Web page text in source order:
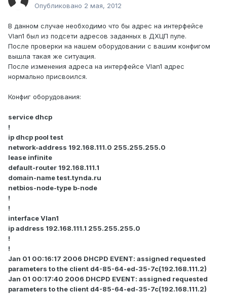
Опубликовано 2 мая, 2012
В данном случае необходимо что бы адрес на интерфейсе
Vlan1 был из подсети адресов заданных в ДХЦП пуле.
После проверки на нашем оборудовании с вашим конфигом
вышла такая же ситуация.
После изменения адреса на интерфейсе Vlan1 адрес
нормально присвоился.
Конфиг оборудования:
service dhcp
!
ip dhcp pool test
network-address 192.168.111.0 255.255.255.0
lease infinite
default-router 192.168.111.1
domain-name test.tynda.ru
netbios-node-type b-node
!
!
interface Vlan1
ip address 192.168.111.1 255.255.255.0
!
!
Jan 01 00:16:17 2006 DHCPD EVENT: assigned requested
parameters to the client d4-85-64-ed-35-7c(192.168.111.2)
Jan 01 00:17:40 2006 DHCPD EVENT: assigned requested
parameters to the client d4-85-64-ed-35-7c(192.168.111.2)